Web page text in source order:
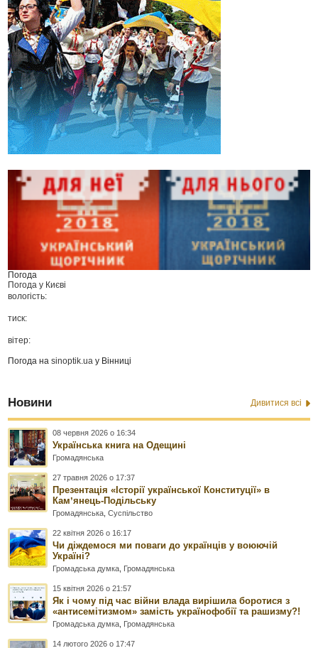
Погода
Погода у Києві
вологість:
тиск:
вітер:
Погода наsinoptik.ua у Вінниці
Новини Дивитися всі
08 червня 2026 о 16:34
Українська книга на Одещині
Громадянська
27 травня 2026 о 17:37
Презентація «Історії української Конституції» в
Камʼянець-Подільську
Громадянська ,Суспільство
22 квітня 2026 о 16:17
Чи діждемося ми поваги до українців у воюючій
Україні?
Громадська думка Громадянська
15 квітня 2026 о 21:57
Як і чому під час війни влада вирішила боротися з
«антисемітизмом» замість українофобії та рашизму?!
Громадська думка Громадянська
14 лютого 2026 о 17:47